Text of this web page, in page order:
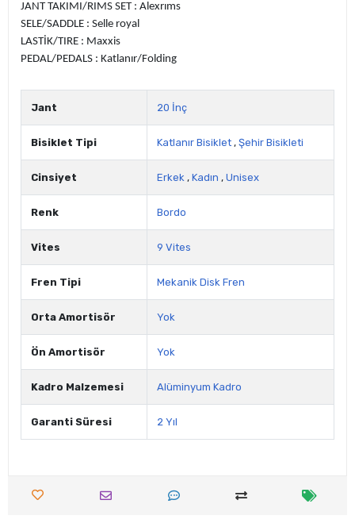
JANT TAKIMI/RIMS SET : Alexrıms
SELE/SADDLE : Selle royal
LASTİK/TIRE : Maxxis
PEDAL/PEDALS : Katlanır/Folding
Jant 20 İnç
Bisiklet Tipi Katlanır Bisiklet , Şehir Bisikleti
Cinsiyet Erkek , Kadın , Unisex
Renk Bordo
Vites 9 Vites
Fren Tipi Mekanik Disk Fren
Orta Amortisör Yok
Ön Amortisör Yok
Kadro Malzemesi Alüminyum Kadro
Garanti Süresi 2 Yıl